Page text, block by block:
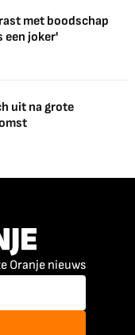
met boodschap
een joker'
uit na grote
Oranje nieuws